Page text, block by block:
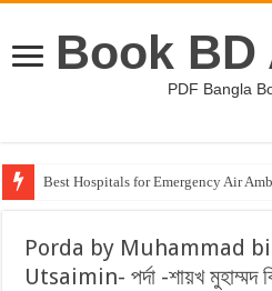
Book
PDF Bangla
Best Hospitals for Emergency Air
Porda by Muhammad
Utsaimin- পর্দা -শায়খ মুহাম্মদ